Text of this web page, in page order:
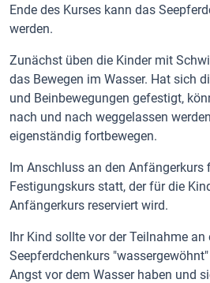
Ende des Kurses kann das
werden.
Zunächst üben die Kinder mit
das Bewegen im Wasser. Hat sich
und Beinbewegungen gefestigt,
nach und nach weggelassen
eigenständig fortbewegen.
Im Anschluss an den Anfängerkurs
Festigungskurs statt, der für die
Anfängerkurs reserviert wird.
Ihr Kind sollte vor der Teilnahme an
Seepferdchenkurs
Angst vor dem Wasser haben und